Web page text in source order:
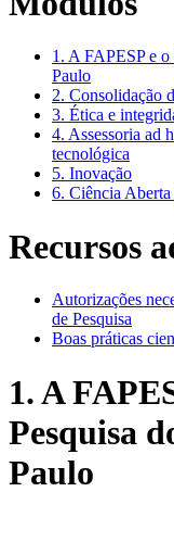
1. A FAPESP e o
Paulo
2. Consolidação
3. Ética e
4. Assessoria ad
tecnológica
5. Inovação
6. Ciência
Recursos
Autorizações
de Pesquisa
Boas práticas
1. A
Pesquisa
Paulo